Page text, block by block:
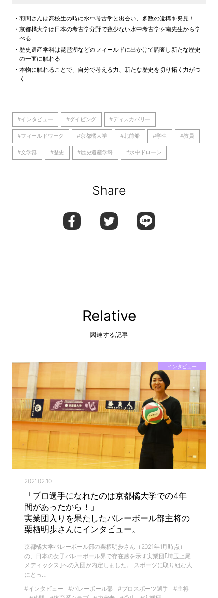
羽間さんは高校生の時に水中考古学と出会い、多数の遺構を発見！
京都橘大学は日本の考古学分野で数少ない水中考古学を南先生から学
べる
歴史遺産学科は琵琶湖などのフィールドに出かけて調査し新たな歴史
の一面に触れる
本物に触れることで、自分で考える力、新たな歴史を切り拓く力がつ
く
#インタビュー #ダイビング #ディスカバリー
#フィールドワーク #京都橘大学 #北前船 #学生 #教員
#文学部 #歴史 #歴史遺産学科 #水中ドローン
Share
Relative
関連する記事
インタビュー
2021.02.10
「プロ選手になれたのは京都橘大学での4年
間があったから！」
実業団入りを果たしたバレーボール部主将の
栗栖明歩さんにインタビュー。
京都橘大学バレーボール部の栗栖明歩さん（2021年1月時点）
の、日本の女子バレーボール界で存在感を示す実業団｢埼玉上尾
メディックス｣への入団が内定しました。 スポーツに取り組む人
にとっ…
#インタビュー
#バレーボール部 #プロスポーツ選手
#主将